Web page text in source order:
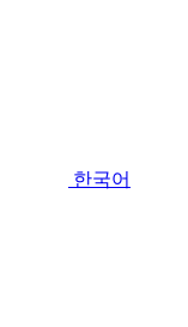
한국어